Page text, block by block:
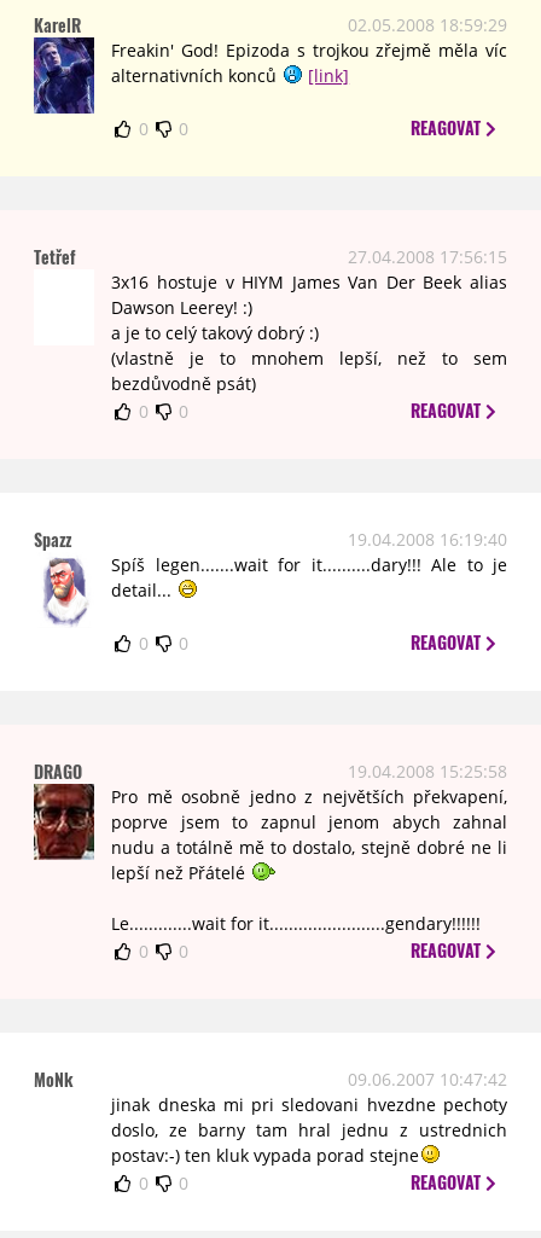
KarelR
02.05.2008 18:59:29
Freakin' God! Epizoda s trojkou zřejmě měla víc
alternativních konců
[link]
0 0 REAGOVAT
Tetřef
27.04.2008 17:56:15
3x16 hostuje v HIYM James Van Der Beek alias
Dawson Leerey! :)
a je to celý takový dobrý :)
(vlastně je to mnohem lepší, než to sem
bezdůvodně psát)
0
0 REAGOVAT
Spazz
19.04.2008 16:19:40
Spíš legen.......wait for it..........dary!!! Ale to je
detail...
0 0 REAGOVAT
DRAGO
19.04.2008 15:25:58
Pro mě osobně jedno z největších překvapení,
poprve jsem to zapnul jenom abych zahnal
nudu a totálně mě to dostalo, stejně dobré ne li
lepší než Přátelé
Le.............wait for it........................gendary!!!!!!
0
0 REAGOVAT
MoNk
09.06.2007 10:47:42
jinak dneska mi pri sledovani hvezdne pechoty
doslo, ze barny tam hral jednu z ustrednich
postav:-) ten kluk vypada porad stejne
0
0 REAGOVAT